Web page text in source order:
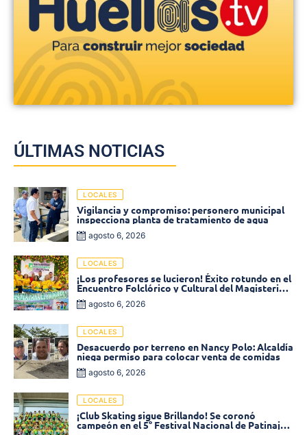
ÚLTIMAS NOTICIAS
LOCALES
Vigilancia y compromiso: personero municipal
inspecciona planta de tratamiento de agua
agosto 6, 2026
LOCALES
¡Los profesores se lucieron! Éxito rotundo en el
Encuentro Folclórico y Cultural del Magisterio
2026 en Ciénaga
agosto 6, 2026
LOCALES
Desacuerdo por terreno en Nancy Polo: Alcaldía
niega permiso para colocar venta de comidas
agosto 6, 2026
LOCALES
¡Club Skating sigue Brillando! Se coronó
campeón en el 5° Festival Nacional de Patinaje